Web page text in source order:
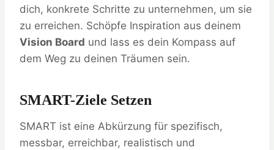
dich, konkrete Schritte zu unternehmen, um sie
zu erreichen. Schöpfe Inspiration aus deinem
Vision Board und lass es dein Kompass auf
dem Weg zu deinen Träumen sein.
SMART-Ziele Setzen
SMART ist eine Abkürzung für spezifisch,
messbar, erreichbar, realistisch und